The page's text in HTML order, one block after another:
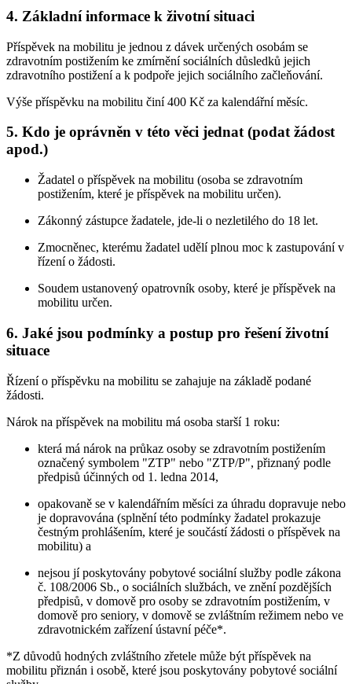
4. Základní informace k životní situaci
Příspěvek na mobilitu je jednou z dávek určených osobám se
zdravotním postižením ke zmírnění sociálních důsledků jejich
zdravotního postižení a k podpoře jejich sociálního začleňování.
Výše příspěvku na mobilitu činí 400 Kč za kalendářní měsíc.
5. Kdo je oprávněn v této věci jednat (podat žádost
apod.)
Žadatel o příspěvek na mobilitu (osoba se zdravotním
postižením, které je příspěvek na mobilitu určen).
Zákonný zástupce žadatele, jde-li o nezletilého do 18 let.
Zmocněnec, kterému žadatel udělí plnou moc k zastupování v
řízení o žádosti.
Soudem ustanovený opatrovník osoby, které je příspěvek na
mobilitu určen.
6. Jaké jsou podmínky a postup pro řešení životní
situace
Řízení o příspěvku na mobilitu se zahajuje na základě podané
žádosti.
Nárok na příspěvek na mobilitu má osoba starší 1 roku:
která má nárok na průkaz osoby se zdravotním postižením
označený symbolem "ZTP" nebo "ZTP/P", přiznaný podle
předpisů účinných od 1. ledna 2014,
opakovaně se v kalendářním měsíci za úhradu dopravuje nebo
je dopravována (splnění této podmínky žadatel prokazuje
čestným prohlášením, které je součástí žádosti o příspěvek na
mobilitu) a
nejsou jí poskytovány pobytové sociální služby podle zákona
č. 108/2006 Sb., o sociálních službách, ve znění pozdějších
předpisů, v domově pro osoby se zdravotním postižením, v
domově pro seniory, v domově se zvláštním režimem nebo ve
zdravotnickém zařízení ústavní péče*.
*Z důvodů hodných zvláštního zřetele může být příspěvek na
mobilitu přiznán i osobě, které jsou poskytovány pobytové sociální